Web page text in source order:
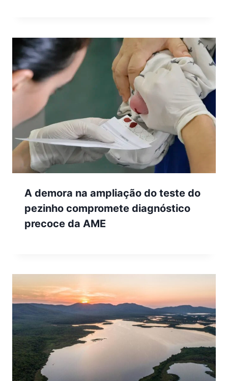
A demora na ampliação do teste do
pezinho compromete diagnóstico
precoce da AME